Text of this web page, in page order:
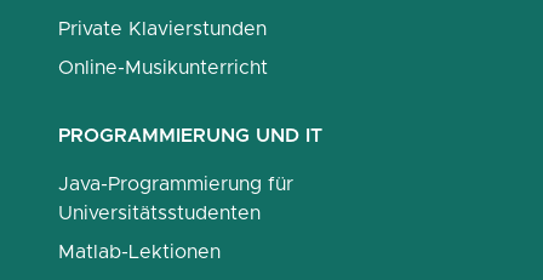
Private Klavierstunden
Online-Musikunterricht
PROGRAMMIERUNG UND IT
Java-Programmierung für
Universitätsstudenten
Matlab-Lektionen